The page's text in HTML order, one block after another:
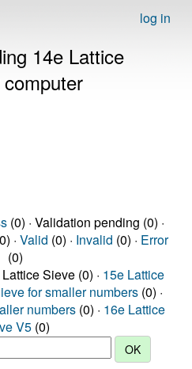
log in
14e Lattice
(0) · Validation pending (0) ·
· Valid (0) · Invalid (0) · Error
(0)
Lattice Sieve (0) · 15e Lattice
for smaller numbers (0) ·
numbers (0) · 16e Lattice
V5 (0)